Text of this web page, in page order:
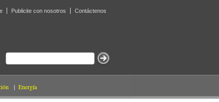
Publicite con nosotros Contáctenos
| Energía